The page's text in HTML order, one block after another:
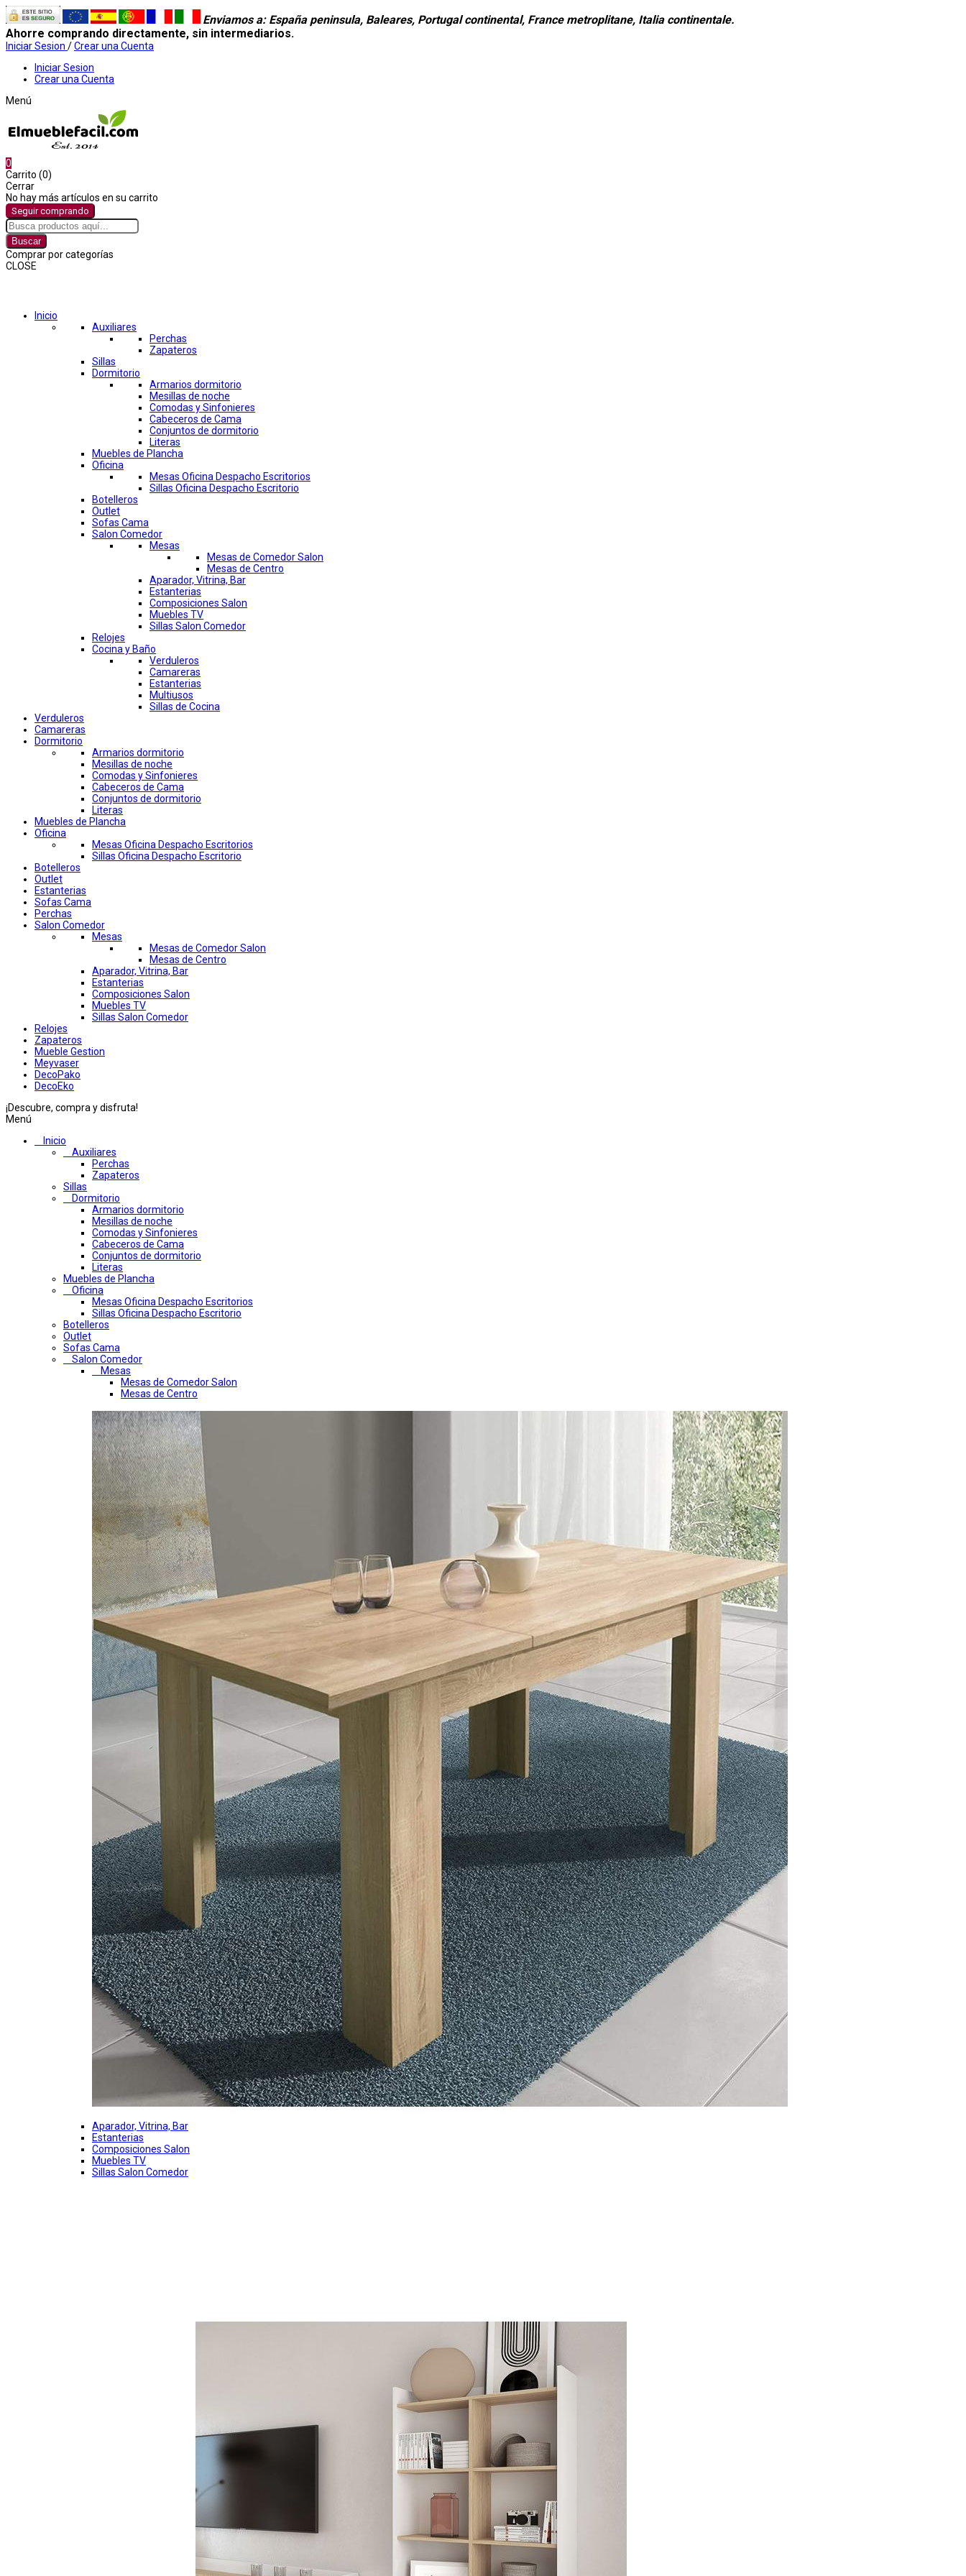
Enviamos a: España peninsula, Baleares, Portugal continental, France metroplitane, Italia continentale.
Ahorre comprando directamente, sin intermediarios.
Iniciar Sesion /Crear una Cuenta
Iniciar Sesion
Crear una Cuenta
Menú
0
Carrito (0)
Cerrar
No hay más artículos en su carrito
Seguir comprando
Buscar
Comprar por categorías
CLOSE
Inicio
Auxiliares
Perchas
Zapateros
Sillas
Dormitorio
Armarios dormitorio
Mesillas de noche
Comodas y Sinfonieres
Cabeceros de Cama
Conjuntos de dormitorio
Literas
Muebles de Plancha
Oficina
Mesas Oficina Despacho Escritorios
Sillas Oficina Despacho Escritorio
Botelleros
Outlet
Sofas Cama
Salon Comedor
Mesas
Mesas de Comedor Salon
Mesas de Centro
Aparador, Vitrina, Bar
Estanterias
Composiciones Salon
Muebles TV
Sillas Salon Comedor
Relojes
Cocina y Baño
Verduleros
Camareras
Estanterias
Multiusos
Sillas de Cocina
Verduleros
Camareras
Dormitorio
Armarios dormitorio
Mesillas de noche
Comodas y Sinfonieres
Cabeceros de Cama
Conjuntos de dormitorio
Literas
Muebles de Plancha
Oficina
Mesas Oficina Despacho Escritorios
Sillas Oficina Despacho Escritorio
Botelleros
Outlet
Estanterias
Sofas Cama
Perchas
Salon Comedor
Mesas
Mesas de Comedor Salon
Mesas de Centro
Aparador, Vitrina, Bar
Estanterias
Composiciones Salon
Muebles TV
Sillas Salon Comedor
Relojes
Zapateros
Mueble Gestion
Meyvaser
DecoPako
DecoEko
¡Descubre, compra y disfruta!
Menú
Inicio
Auxiliares
Perchas
Zapateros
Sillas
Dormitorio
Armarios dormitorio
Mesillas de noche
Comodas y Sinfonieres
Cabeceros de Cama
Conjuntos de dormitorio
Literas
Muebles de Plancha
Oficina
Mesas Oficina Despacho Escritorios
Sillas Oficina Despacho Escritorio
Botelleros
Outlet
Sofas Cama
Salon Comedor
Mesas
Mesas de Comedor Salon
Mesas de Centro
Aparador, Vitrina, Bar
Estanterias
Composiciones Salon
Muebles TV
Sillas Salon Comedor